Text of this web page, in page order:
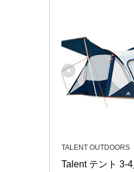
TALENT OUTDOORS
Talent テント 3-